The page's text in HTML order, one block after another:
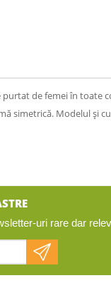
de femei în toate
simetrică. Modelul și
uri rare dar